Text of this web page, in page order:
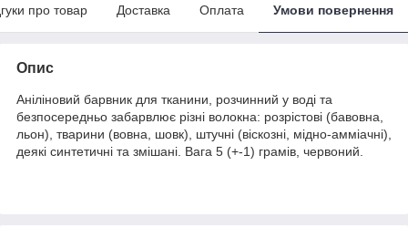
про товар Доставка Оплата Умови повернення
Опис
Аніліновий барвник для тканини, розчинний у воді та
безпосередньо забарвлює різні волокна: розрістові (бавовна,
льон), тварини (вовна, шовк), штучні (віскозні, мідно-амміачні),
деякі синтетичні та змішані. Вага 5 (+-1) грамів, червоний.